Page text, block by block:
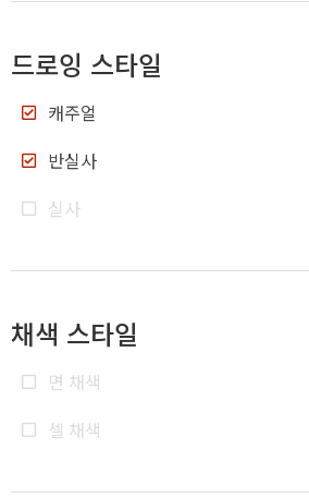
드로잉 스타일
캐주얼
반실사
실사
채색 스타일
면 채색
셀 채색